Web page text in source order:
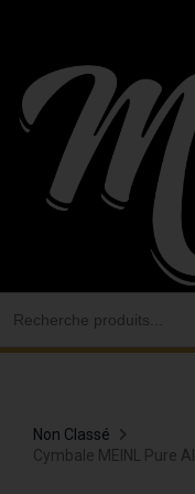
contenu
Non Classé
Cymbale MEINL Pure